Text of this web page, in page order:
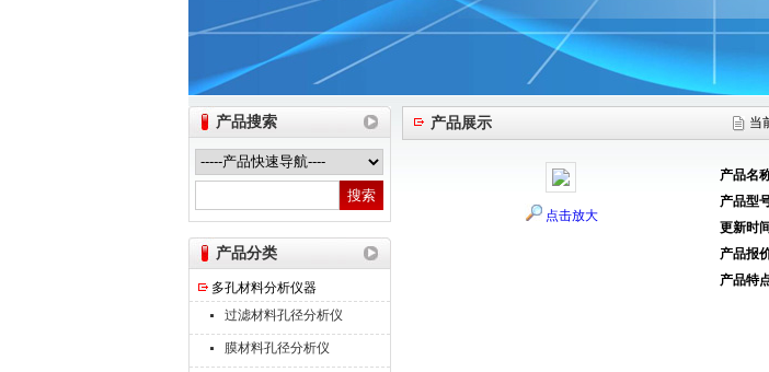
南京高谦功能材料科技有限公司
产品搜索
产品分类
多孔材料分析仪器
过滤材料孔径分析仪
膜材料孔径分析仪
产品展示 当
点击放大
产品名
产品型
更新时
产品报
产品特